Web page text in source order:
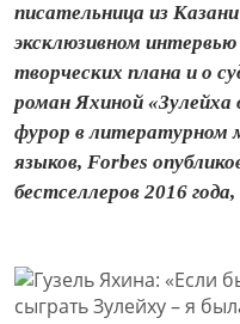
писательница из
эксклюзивном
творческих плана и о
роман Яхиной «Зулейха
фурор в литературном
языков, Forbes
бестселлеров 2016